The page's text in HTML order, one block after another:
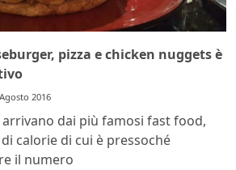
pizza e chicken nuggets è
2016
dai più famosi fast food,
calorie di cui è pressoché
il numero